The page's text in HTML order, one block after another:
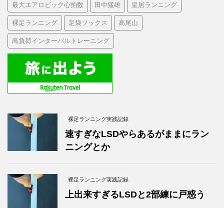
最大エアロビック心拍数 田中猛雄 皇居ランニング
裸足ランニング 足袋ソックス 高尾山
高負荷インターバルトレーニング
裸足ランニング実践記録
速すぎなLSDやらあるがままにラン
ニングとか
裸足ランニング実践記録
上出来すぎるLSDと2部練に戸惑う